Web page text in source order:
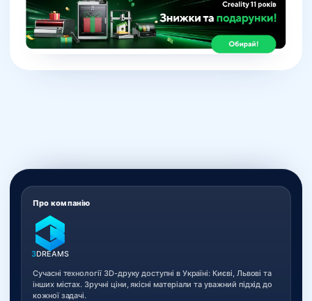
Про компанію
3DREAMS
Сучасні технології 3D-друку доступні в Україні: Києві, Львові та
інших містах. Зручні ціни, якісні матеріали та уважний підхід до
кожної задачі.